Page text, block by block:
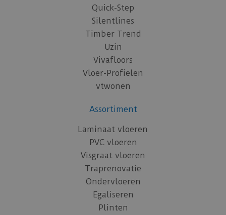
Quick-Step
Silentlines
Timber Trend
Uzin
Vivafloors
Vloer-Profielen
vtwonen
Assortiment
Laminaat vloeren
PVC vloeren
Visgraat vloeren
Traprenovatie
Ondervloeren
Egaliseren
Plinten